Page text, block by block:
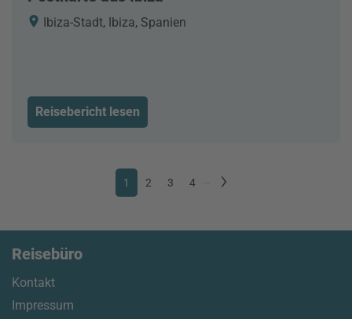
Ibiza-Stadt, Ibiza, Spanien
Reisebericht lesen
1 2 3 4
Reisebüro
Kontakt
Impressum